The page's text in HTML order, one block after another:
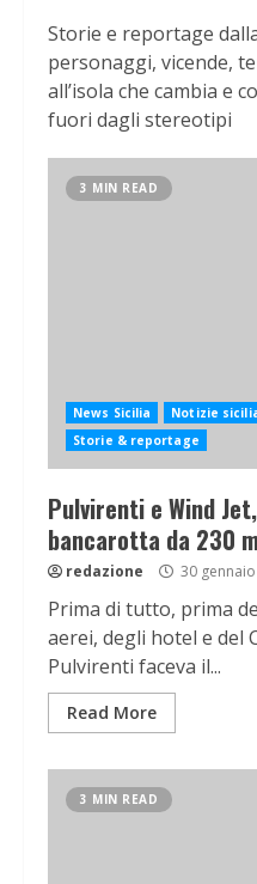
Storie e reportage
personaggi, vicende,
all’isola che cambia e
fuori dagli stereotipi
3 MIN READ
News Sicilia Notizie
Storie & reportage
Pulvirenti e Wind
bancarotta da 230
redazione 30
Prima di tutto, prima
aerei, degli hotel e del
Pulvirenti faceva il...
Read More
3 MIN READ